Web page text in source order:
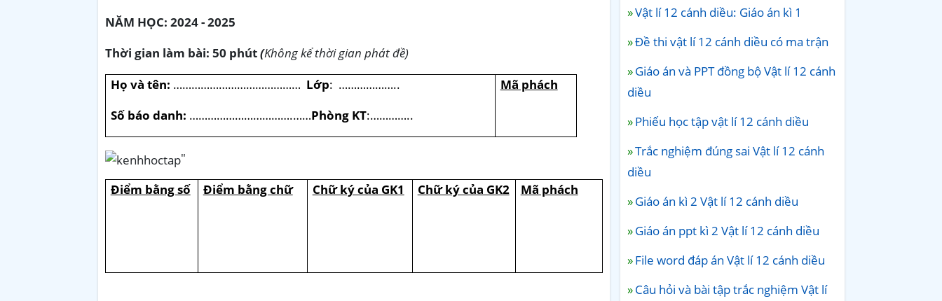
NĂM HỌC: 2024 - 2025
Thời gian làm bài: 50 phút(Không kể thời gian phát đề)
Họ và tên: …………………………………… Lớp: ………………..
Số báo danh: …………………………….……Phòng KT:…………..
Mã phách
"
Điểm bằng số
Điểm bằng chữ Chữ ký của GK1 Chữ ký của GK2 Mã phách
Vật lí 12 cánh diều: Giáo án kì 1
Đề thi vật lí 12 cánh diều có ma trận
Giáo án và PPT đồng bộ Vật lí 12 cánh
diều
Phiếu học tập vật lí 12 cánh diều
Trắc nghiệm đúng sai Vật lí 12 cánh
diều
Giáo án kì 2 Vật lí 12 cánh diều
Giáo án ppt kì 2 Vật lí 12 cánh diều
File word đáp án Vật lí 12 cánh diều
Câu hỏi và bài tập trắc nghiệm Vật lí